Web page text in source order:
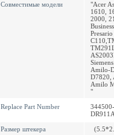
Совместимые модели
"Acer
1610,
2000,
Amilo-
D7820,
Amilo
"
Replace Part Number
Размер штекера